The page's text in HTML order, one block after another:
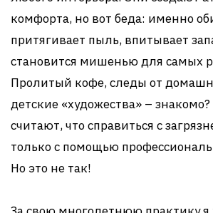
комфорта, но вот беда: именно
притягивает пыль, впитывает
становится мишенью для самых
Пролитый кофе, следы от
детские «художества» –
считают, что справиться с
только с помощью
Но это не так!